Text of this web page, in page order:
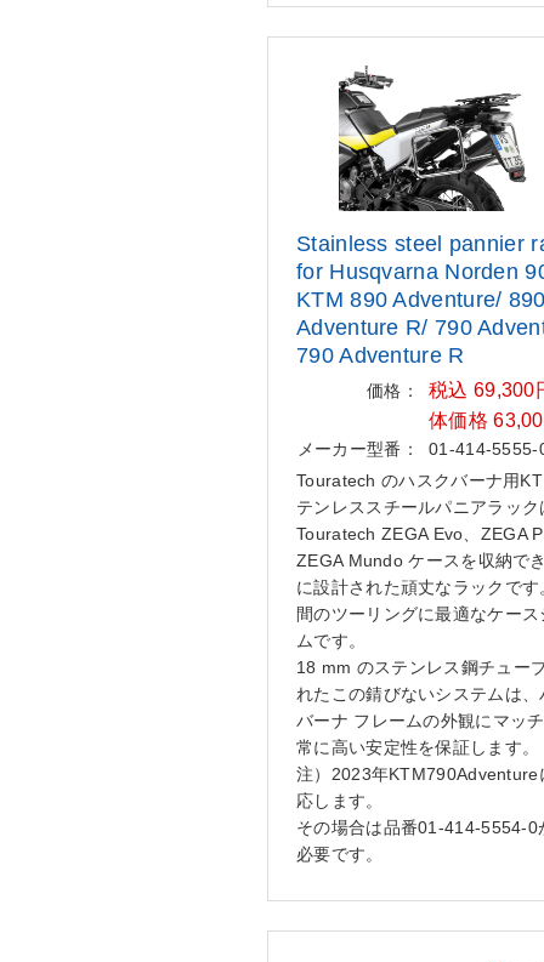
Stainless steel pannier
forHusqvarna Norden
KTM 890 Adventure/
Adventure R/ 790 A
790 Adventure R
価格：
税込 69,300
体価格
メーカー型番：
01-414-5555-
Touratech のハスクバーナ用
テンレススチールパニアラック
Touratech ZEGA Evo、ZEGA
ZEGA Mundo ケースを収納で
に設計された頑丈なラックです
間のツーリングに最適なケース
ムです。
18 mm のステンレス鋼チュー
れたこの錆びないシステムは、
バーナ フレームの外観にマッ
常に高い安定性を保証します。
注）2023年KTM790Adventure
応します。
その場合は品番01-414-5554-0
必要です。